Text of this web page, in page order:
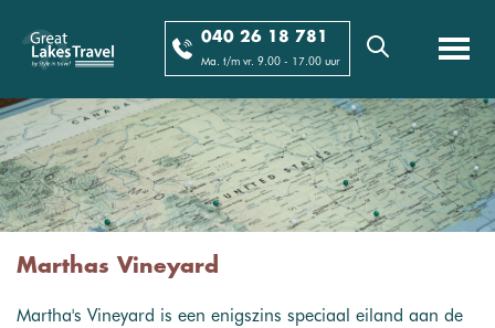
040 26 18 781
Ma. t/m vr. 9.00 - 17.00 uur
Marthas Vineyard
Martha's Vineyard is een enigszins speciaal eiland aan de